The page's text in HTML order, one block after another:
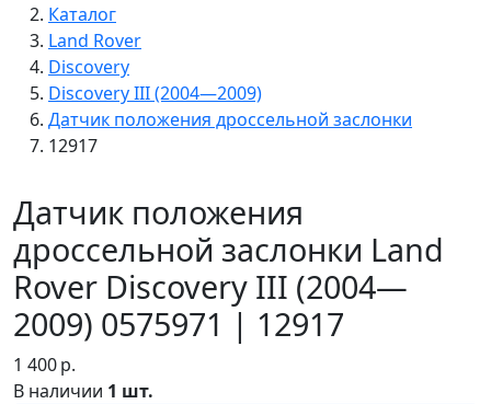
Каталог
Land Rover
Discovery
Discovery III (2004—2009)
Датчик положения дроссельной заслонки
12917
Датчик положения
дроссельной заслонки Land
Rover Discovery III (2004—
2009) 0575971 | 12917
1 400р.
В наличии 1 шт.